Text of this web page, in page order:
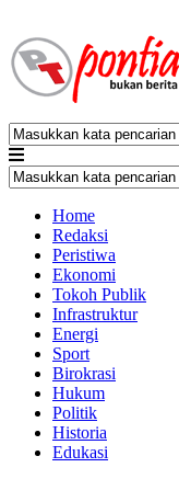
Home
Redaksi
Peristiwa
Ekonomi
Tokoh Publik
Infrastruktur
Energi
Sport
Birokrasi
Hukum
Politik
Historia
Edukasi